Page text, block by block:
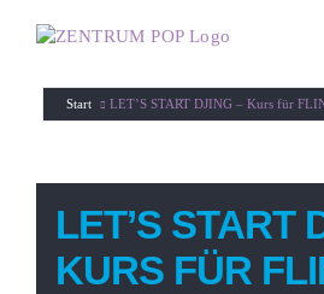
Inhalt
Start LET’S START DJING – Kurs für
LET’S START
KURS FÜR